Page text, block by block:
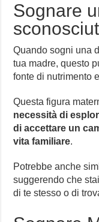
Sognare
Quando sogni una
tua madre, questo
fonte di nutrimento
Questa figura
necessità di
di accettare un
vita familiare.
Potrebbe anche
suggerendo che
di te stesso o di